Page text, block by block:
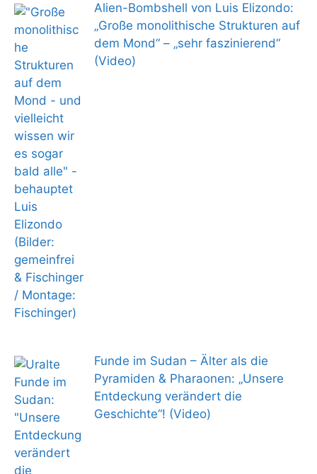
Alien-Bombshell von Luis Elizondo:
„Große monolithische Strukturen auf
dem Mond“ – „sehr faszinierend“
(Video)
Funde im Sudan – Älter als die
Pyramiden & Pharaonen: „Unsere
Entdeckung verändert die
Geschichte“! (Video)